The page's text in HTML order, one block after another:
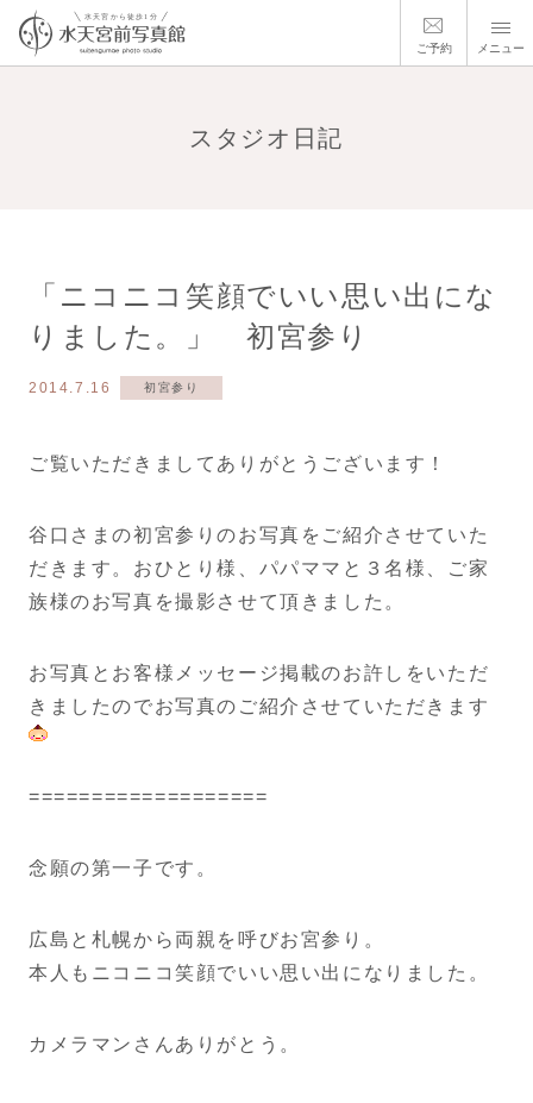
ご予約 メニュー
スタジオ日記
「ニコニコ笑顔でいい思い出にな
りました。」 初宮参り
2014.7.16 初宮参り
ご覧いただきましてありがとうございます！
谷口さまの初宮参りのお写真をご紹介させていた
だきます。おひとり様、パパママと３名様、ご家
族様のお写真を撮影させて頂きました。
お写真とお客様メッセージ掲載のお許しをいただ
きましたのでお写真のご紹介させていただきます
===================
念願の第一子です。
広島と札幌から両親を呼びお宮参り。
本人もニコニコ笑顔でいい思い出になりました。
カメラマンさんありがとう。